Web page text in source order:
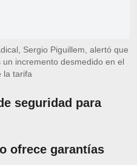
Sergio Piguillem, alertó que
incremento desmedido en el
la tarifa
seguridad para
ofrece garantías